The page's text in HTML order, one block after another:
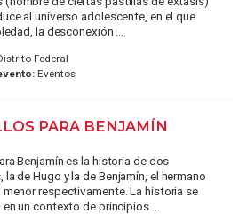
al universo adolescente, en el que
la desconexión ...
Federal
Eventos
PARA BENJAMÍN
Benjamín es la historia de dos
la de Hugo y la de Benjamín, el hermano
menor respectivamente. La historia se
un contexto de principios ...